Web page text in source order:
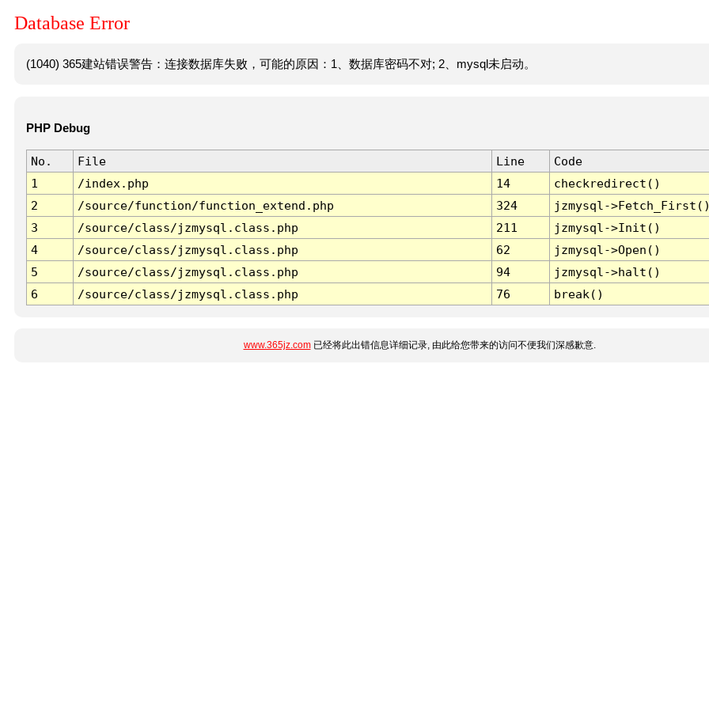
Database Error
(1040) 365建站错误警告：连接数据库失败，可能的原因：1、数据库密码不对; 2、mysql未启动。
PHP Debug
No. File Line
Code
1
/index.php 14
checkredirect()
2
/source/function/function_extend.php 324
jzmysql-
3
/source/class/jzmysql.class.php 211
jzmysql->Init()
4
/source/class/jzmysql.class.php 62
jzmysql->Open()
5
/source/class/jzmysql.class.php 94
jzmysql->halt()
6
/source/class/jzmysql.class.php 76 break()
www.365jz.com已经将此出错信息详细记录, 由此给您带来的访问不便我们深感歉意.